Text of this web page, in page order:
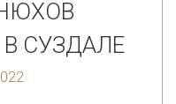
СУЗДАЛЕ